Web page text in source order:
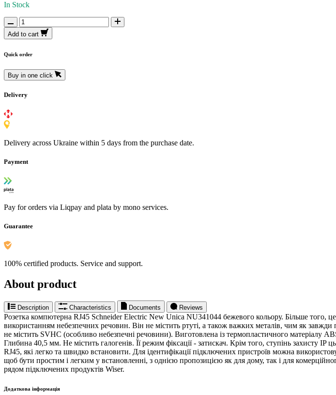
In Stock
Add to cart
Quick order
Buy in one click
Delivery
Delivery across Ukraine within 5 days from the purchase date.
Payment
Pay for orders via Liqpay and plata by mono services.
Guarantee
100% certified products. Service and support.
About product
Description Characteristics Documents Reviews
Розетка компютерна RJ45 Schneider Electric New Unica NU341044 бежевого кольору. Більше того,
використанням небезпечних речовин. Він не містить ртуті, а також важких металів, чим як
не містить SVHC (особливо небезпечні речовини). Виготовлена із термопластичного матеріалу
Глибина 40,5 мм. Не містить галогенів. Її режим фіксації - затискач. Крім того, ступінь захисту
RJ45, які легко та швидко встановити. Для ідентифікації підключених пристроїв можна
щоб бути простим і легким у встановленні, з однією пропозицією як для дому, так і для
рядом підключених продуктів Wiser.
Додаткова інформація